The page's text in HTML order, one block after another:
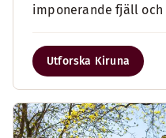
imponerande fjäll
Utforska Kiruna